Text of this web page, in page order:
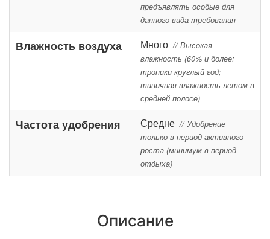
предъявлять особые для
данного вида требования
Влажность воздуха Много // Высокая
влажность (60% и более:
тропики круглый год;
типичная влажность летом в
средней полосе)
Частота удобрения Средне // Удобрение
только в период активного
роста (минимум в период
отдыха)
Описание